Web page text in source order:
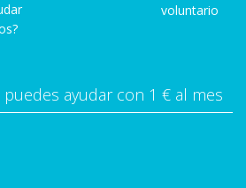
voluntario
ayudar con 1 € al mes